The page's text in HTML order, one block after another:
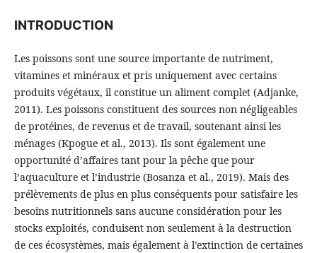
INTRODUCTION
Les poissons sont une source importante de nutriment,
vitamines et minéraux et pris uniquement avec certains
produits végétaux, il constitue un aliment complet (Adjanke,
2011). Les poissons constituent des sources non négligeables
de protéines, de revenus et de travail, soutenant ainsi les
ménages (Kpogue et al., 2013). Ils sont également une
opportunité d’affaires tant pour la pêche que pour
l’aquaculture et l’industrie (Bosanza et al., 2019). Mais des
prélèvements de plus en plus conséquents pour satisfaire les
besoins nutritionnels sans aucune considération pour les
stocks exploités, conduisent non seulement à la destruction
de ces écosystèmes, mais également à l’extinction de certaines